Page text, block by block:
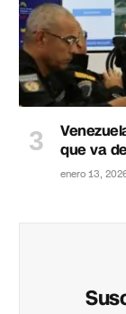
que va
enero 13,